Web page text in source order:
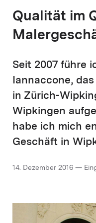
Qualität im
Seit 2007 führe
Iannaccone,
in Zürich-
Wipkingen
habe ich mich
Geschäft in
14. Dezember 2016 —